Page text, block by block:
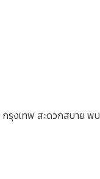
กรุงเทพ สะดวกสบาย พบ